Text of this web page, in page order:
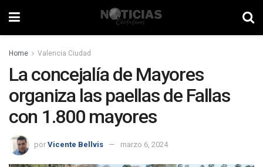
Home Valencia Ciudad
La concejalía de Mayores
organiza las paellas de Fallas
con 1.800 mayores
por Vicente Bellvis marzo 6, 2024